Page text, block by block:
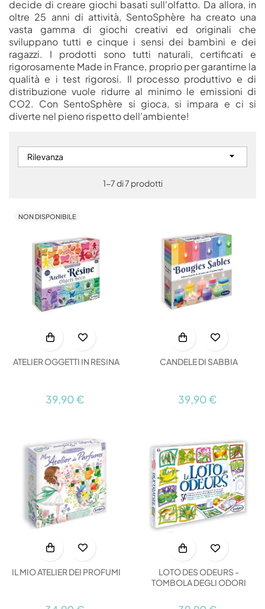
decide di creare giochi basati sull'olfatto. Da allora, in
oltre 25 anni di attività, SentoSphère ha creato una
vasta gamma di giochi creativi ed originali che
sviluppano tutti e cinque i sensi dei bambini e dei
ragazzi. I prodotti sono tutti naturali, certificati e
rigorosamente Made in France, proprio per garantirne la
qualità e i test rigorosi. Il processo produttivo e di
distribuzione vuole ridurre al minimo le emissioni di
CO2. Con SentoSphère si gioca, si impara e ci si
diverte nel pieno rispetto dell'ambiente!
Rilevanza 
1-7 di 7 prodotti
NON DISPONIBILE
ATELIER OGGETTI IN RESINA
39,90 €
CANDELE DI SABBIA
39,90 €
IL MIO ATELIER DEI PROFUMI
LOTO DES ODEURS -
TOMBOLA DEGLI ODORI